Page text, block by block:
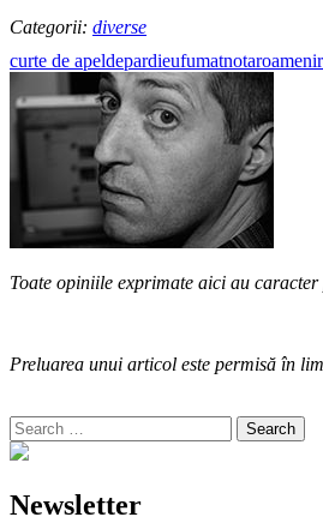
Categorii: diverse
curte de apeldepardieufumatnotaroameni
Toate opiniile exprimate aici au
Preluarea unui articol este permisă în
Search
for:
Newsletter